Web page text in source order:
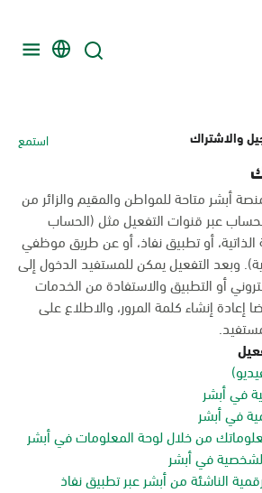
والاشتراك استمع
أبشر متاحة للمواطن والمقيم والزائر من
عبر قنوات التفعيل مثل (الحساب
الذاتية، أو تطبيق نفاذ، أو عن طريق موظفي
وبعد التفعيل يمكن للمستفيد الدخول إلى
أو التطبيق والاستفادة من الخدمات
إعادة إنشاء كلمة المرور، والاطلاع على
في أبشر
في أبشر
من خلال لوحة المعلومات في أبشر
في أبشر
الناشئة من أبشر عبر تطبيق نفاذ